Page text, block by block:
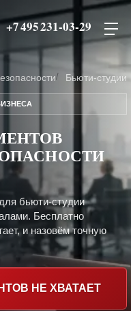
+7 495 231-03-29
Бьюти-студии
бьюти-студии
Бесплатно
и назовём точную
НЕ ХВАТАЕТ